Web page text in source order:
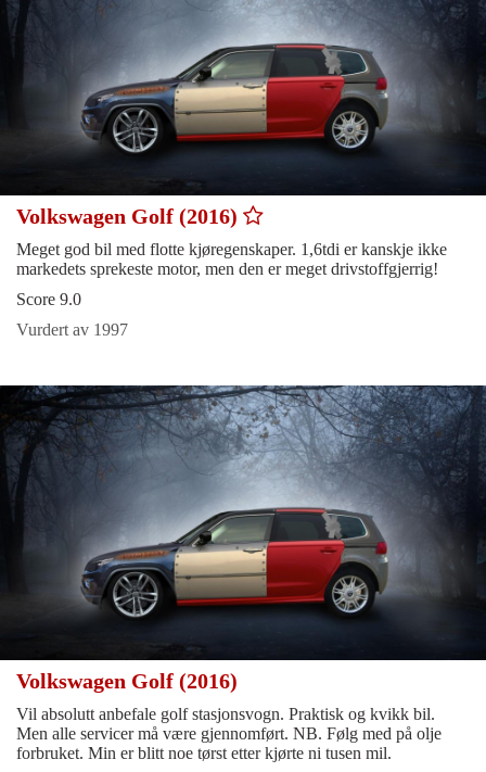
Volkswagen Golf (2016)
Meget god bil med flotte kjøregenskaper. 1,6tdi er kanskje ikke
markedets sprekeste motor, men den er meget drivstoffgjerrig!
Score 9.0
Vurdert av 1997
Volkswagen Golf (2016)
Vil absolutt anbefale golf stasjonsvogn. Praktisk og kvikk bil.
Men alle servicer må være gjennomført. NB. Følg med på olje
forbruket. Min er blitt noe tørst etter kjørte ni tusen mil.